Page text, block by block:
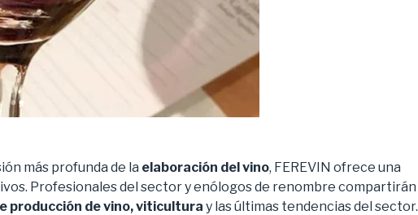
más profunda de la elaboración del vino, FEREVIN ofrece una
Profesionales del sector y enólogos de renombre compartirán
producción de vino, viticultura y las últimas tendencias del sector.